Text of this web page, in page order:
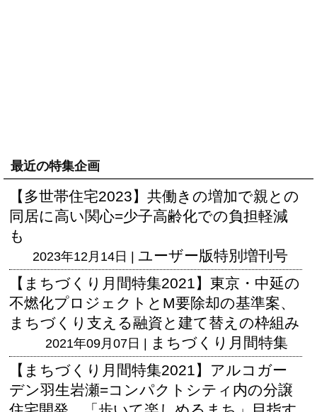
最近の特集企画
【多世帯住宅2023】共働きの増加で親との
同居に高い関心=少子高齢化での負担軽減
も
2023年12月14日 | ユーザー版特別増刊号
【まちづくり月間特集2021】東京・中延の
不燃化プロジェクトとM要除却の基準案、
まちづくり支える融資と建て替えの枠組み
2021年09月07日 | まちづくり月間特集
【まちづくり月間特集2021】アルコガー
デン羽生岩瀬=コンパクトシティ内の分譲